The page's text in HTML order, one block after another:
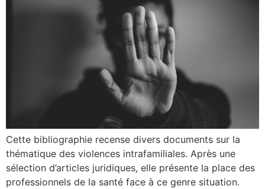
Cette bibliographie recense divers documents sur la
thématique des violences intrafamiliales. Après une
sélection d’articles juridiques, elle présente la place des
professionnels de la santé face à ce genre situation.